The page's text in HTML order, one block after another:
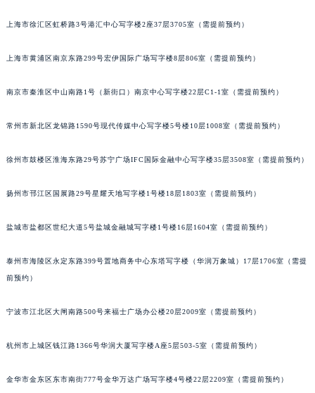
上海市徐汇区虹桥路3号港汇中心写字楼2座37层3705室（需提前预约）
上海市黄浦区南京东路299号宏伊国际广场写字楼8层806室（需提前预约）
南京市秦淮区中山南路1号（新街口）南京中心写字楼22层C1-1室（需提前预约）
常州市新北区龙锦路1590号现代传媒中心写字楼5号楼10层1008室（需提前预约）
徐州市鼓楼区淮海东路29号苏宁广场IFC国际金融中心写字楼35层3508室（需提前预约）
扬州市邗江区国展路29号星耀天地写字楼1号楼18层1803室（需提前预约）
盐城市盐都区世纪大道5号盐城金融城写字楼1号楼16层1604室（需提前预约）
泰州市海陵区永定东路399号置地商务中心东塔写字楼（华润万象城）17层1706室（需提
前预约）
宁波市江北区大闸南路500号来福士广场办公楼20层2009室（需提前预约）
杭州市上城区钱江路1366号华润大厦写字楼A座5层503-5室（需提前预约）
金华市金东区东市南街777号金华万达广场写字楼4号楼22层2209室（需提前预约）